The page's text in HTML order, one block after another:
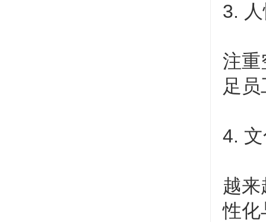
3.
注重
足
4.
越
性化